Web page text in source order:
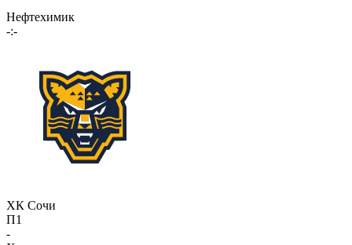
Нефтехимик
-:-
ХК Сочи
П1
-